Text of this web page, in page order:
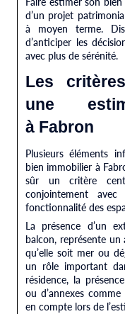
d’un projet
à moyen terme.
d’anticiper les
avec plus de sérénité.
Les
une
à Fabron
Plusieurs éléments
bien immobilier à
sûr un critère
conjointement
fonctionnalité des
La présence d’un
balcon, représente
qu’elle soit mer ou
un rôle important
résidence, la
ou d’annexes
en compte lors de